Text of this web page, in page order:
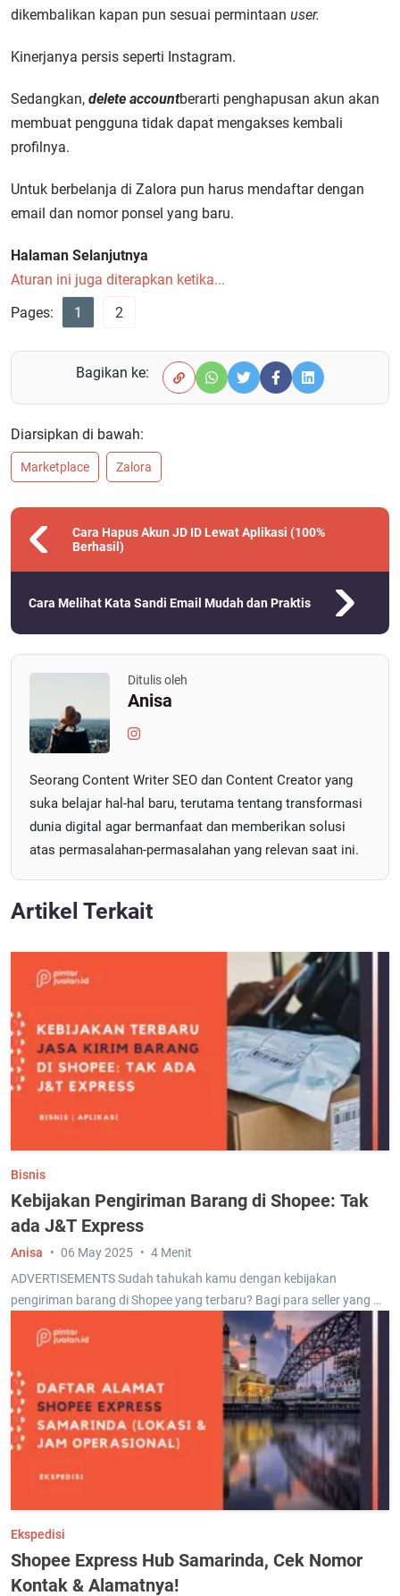
dikembalikan kapan pun sesuai permintaan user.
Kinerjanya persis seperti Instagram.
Sedangkan, delete accountberarti penghapusan akun akan
membuat pengguna tidak dapat mengakses kembali
profilnya.
Untuk berbelanja di Zalora pun harus mendaftar dengan
email dan nomor ponsel yang baru.
Halaman Selanjutnya
Aturan ini juga diterapkan ketika...
Pages:
1 2
Bagikan ke:
Diarsipkan di bawah:
Marketplace Zalora
Cara Hapus Akun JD ID Lewat Aplikasi (100%
Berhasil)
Cara Melihat Kata Sandi Email Mudah dan Praktis
Ditulis oleh
Anisa
Seorang Content Writer SEO dan Content Creator yang
suka belajar hal-hal baru, terutama tentang transformasi
dunia digital agar bermanfaat dan memberikan solusi
atas permasalahan-permasalahan yang relevan saat ini.
Artikel Terkait
Bisnis
Kebijakan Pengiriman Barang di Shopee: Tak
ada J&T Express
ADVERTISEMENTS Sudah tahukah kamu dengan kebijakan
pengiriman barang di Shopee yang terbaru? Bagi para seller yang …
Anisa 06 May 2025 4 Menit
Ekspedisi
Shopee Express Hub Samarinda, Cek Nomor
Kontak & Alamatnya!